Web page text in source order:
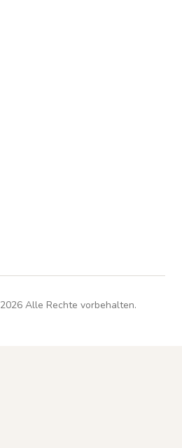
2026Alle Rechte vorbehalten.